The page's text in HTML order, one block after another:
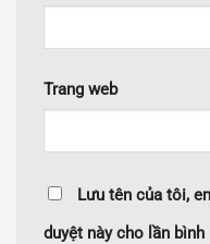
Trang web
Lưu tên của tôi,
duyệt này cho lần